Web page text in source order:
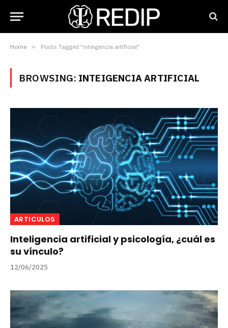
Home » Posts Tagged "inteigencia artificial"
BROWSING: INTEIGENCIA ARTIFICIAL
ARTICULOS
Inteligencia artificial y psicología, ¿cuál es
su vínculo?
12/06/2025